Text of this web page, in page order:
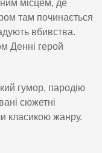
місцем, де
там починається
вбивства.
Денні герой
гумор, пародію
сюжетні
класикою жанру.